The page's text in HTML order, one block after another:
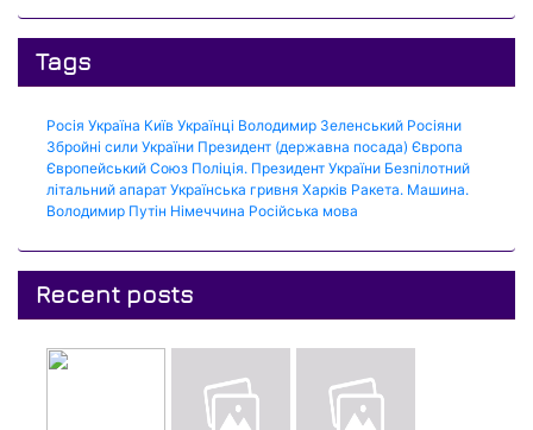
Tags
Росія Україна Київ Українці Володимир Зеленський Росіяни
Збройні сили України Президент (державна посада) Європа
Європейський Союз Поліція. Президент України Безпілотний
літальний апарат Українська гривня Харків Ракета. Машина.
Володимир Путін Німеччина Російська мова
Recent posts